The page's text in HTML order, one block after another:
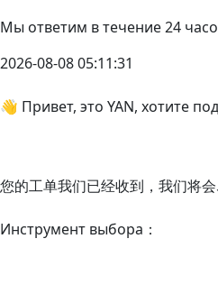
Мы ответим в течение 24
2026-08-08 05:11:31
👋 Привет, это YAN, хотите
您的工单我们已经收到，我们将会
Инструмент выбора：